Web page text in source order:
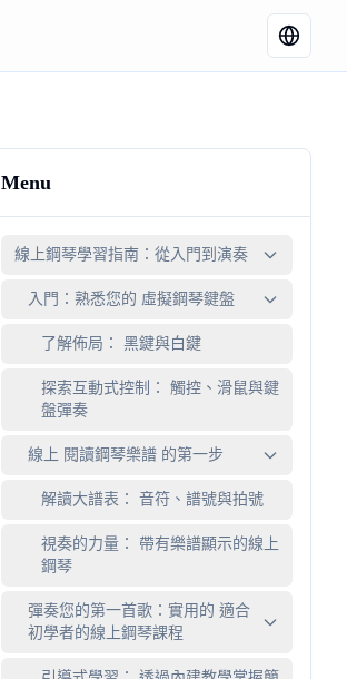
Menu
線上鋼琴學習指南：從入門到演奏
入門：熟悉您的 虛擬鋼琴鍵盤
了解佈局： 黑鍵與白鍵
探索互動式控制： 觸控、滑鼠與鍵
盤彈奏
線上 閱讀鋼琴樂譜 的第一步
解讀大譜表： 音符、譜號與拍號
視奏的力量： 帶有樂譜顯示的線上
鋼琴
彈奏您的第一首歌：實用的 適合
初學者的線上鋼琴課程